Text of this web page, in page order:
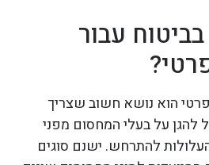
עבור
הוא נושא חשוב שצריך
להגן על בעלי המחסום מפני
להתרחש. ישנם סוגים